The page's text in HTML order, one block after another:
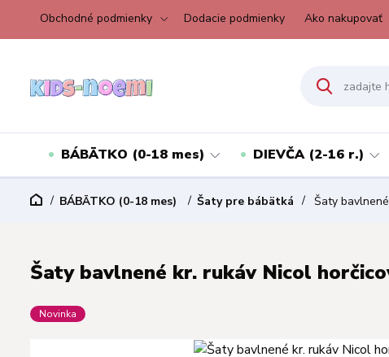
Obchodné podmienky Dodacie podmienky Ako nakupovať
BÁBÄTKO (0-18 mes) DIEVČA (2-16 r.)
BÁBÄTKO (0-18 mes) Šaty pre bábätká Šaty
Šaty bavlnené kr. rukáv Nicol
Novinka